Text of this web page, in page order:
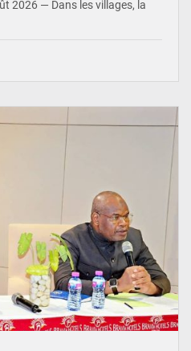
2026 — Dans les villages, la